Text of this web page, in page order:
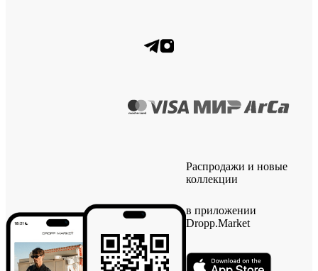
Распродажи и новые
коллекции
в приложении
Dropp.Market